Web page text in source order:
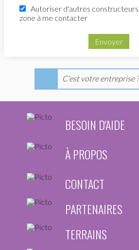
Autoriser d'autres constructeurs
zone à me contacter
Envoyer
C'est votre entreprise
BESOIN D'AIDE
À PROPOS
CONTACT
PARTENAIRES
TERRAINS